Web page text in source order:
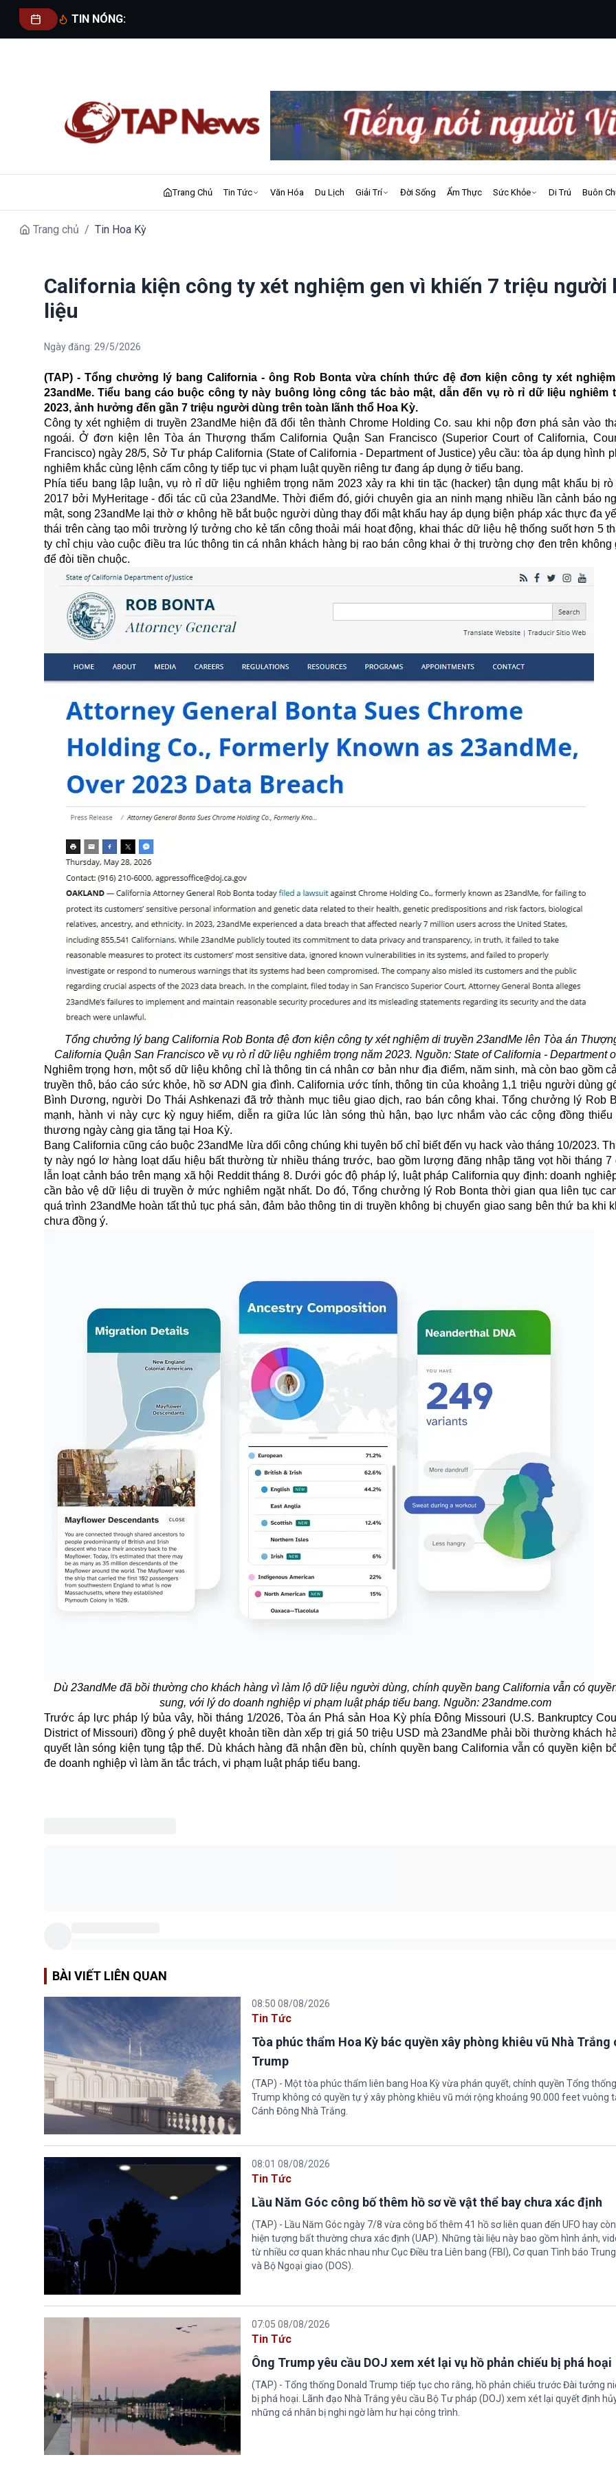
TIN NÓNG:
Trang Chủ Tin Tức Văn Hóa Du Lịch Giải Trí Đời Sống Ẩm Thực Sức Khỏe Di Trú Buôn
Trang chủ / Tin Hoa Kỳ
California kiện công ty xét nghiệm gen vì khiến 7 triệu người
liệu
Ngày đăng: 29/5/2026
(TAP) - Tổng chưởng lý bang California - ông Rob Bonta vừa chính thức đệ đơn kiện công ty xét
23andMe. Tiểu bang cáo buộc công ty này buông lỏng công tác bảo mật, dẫn đến vụ rò rỉ dữ liệu nghiêm
2023, ảnh hưởng đến gần 7 triệu người dùng trên toàn lãnh thổ Hoa Kỳ.
Công ty xét nghiệm di truyền 23andMe hiện đã đổi tên thành Chrome Holding Co. sau khi nộp đơn phá sản vào
ngoái. Ở đơn kiện lên Tòa án Thượng thẩm California Quận San Francisco (Superior Court of California,
Francisco) ngày 28/5, Sở Tư pháp California (State of California - Department of Justice) yêu cầu: tòa áp dụng hình
nghiêm khắc cùng lệnh cấm công ty tiếp tục vi phạm luật quyền riêng tư đang áp dụng ở tiểu bang.
Phía tiểu bang lập luận, vụ rò rỉ dữ liệu nghiêm trọng năm 2023 xảy ra khi tin tặc (hacker) tận dụng mật khẩu bị
2017 bởi MyHeritage - đối tác cũ của 23andMe. Thời điểm đó, giới chuyên gia an ninh mạng nhiều lần cảnh báo
mật, song 23andMe lại thờ ơ không hề bắt buộc người dùng thay đổi mật khẩu hay áp dụng biện pháp xác thực đa
thái trên càng tạo môi trường lý tưởng cho kẻ tấn công thoải mái hoạt động, khai thác dữ liệu hệ thống suốt hơn 5
ty chỉ chịu vào cuộc điều tra lúc thông tin cá nhân khách hàng bị rao bán công khai ở thị trường chợ đen trên không
để đòi tiền chuộc.
Tổng chưởng lý bang California Rob Bonta đệ đơn kiện công ty xét nghiệm di truyền 23andMe lên Tòa án
California Quận San Francisco về vụ rò rỉ dữ liệu nghiêm trọng năm 2023. Nguồn: State of California - Department
Nghiêm trọng hơn, một số dữ liệu không chỉ là thông tin cá nhân cơ bản như địa điểm, năm sinh, mà còn bao gồm
truyền thô, báo cáo sức khỏe, hồ sơ ADN gia đình. California ước tính, thông tin của khoảng 1,1 triệu người dùng
Bình Dương, người Do Thái Ashkenazi đã trở thành mục tiêu giao dịch, rao bán công khai. Tổng chưởng lý Rob
mạnh, hành vi này cực kỳ nguy hiểm, diễn ra giữa lúc làn sóng thù hận, bạo lực nhắm vào các cộng đồng thiểu
thương ngày càng gia tăng tại Hoa Kỳ.
Bang California cũng cáo buộc 23andMe lừa dối công chúng khi tuyên bố chỉ biết đến vụ hack vào tháng 10/2023.
ty này ngó lơ hàng loạt dấu hiệu bất thường từ nhiều tháng trước, bao gồm lượng đăng nhập tăng vọt hồi tháng 7
lẫn loạt cảnh báo trên mạng xã hội Reddit tháng 8. Dưới góc độ pháp lý, luật pháp California quy định: doanh
cần bảo vệ dữ liệu di truyền ở mức nghiêm ngặt nhất. Do đó, Tổng chưởng lý Rob Bonta thời gian qua liên tục
quá trình 23andMe hoàn tất thủ tục phá sản, đảm bảo thông tin di truyền không bị chuyển giao sang bên thứ ba khi
chưa đồng ý.
Dù 23andMe đã bồi thường cho khách hàng vì làm lộ dữ liệu người dùng, chính quyền bang California vẫn có
sung, với lý do doanh nghiệp vi phạm luật pháp tiểu bang. Nguồn: 23andme.com
Trước áp lực pháp lý bủa vây, hồi tháng 1/2026, Tòa án Phá sản Hoa Kỳ phía Đông Missouri (U.S. Bankruptcy
District of Missouri) đồng ý phê duyệt khoản tiền dàn xếp trị giá 50 triệu USD mà 23andMe phải bồi thường khách
quyết làn sóng kiện tụng tập thể. Dù khách hàng đã nhận đền bù, chính quyền bang California vẫn có quyền kiện
đe doanh nghiệp vì làm ăn tắc trách, vi phạm luật pháp tiểu bang.
BÀI VIẾT LIÊN QUAN
08:50 08/08/2026
Tin Tức
Tòa phúc thẩm Hoa Kỳ bác quyền xây phòng khiêu vũ Nhà Trắng
Trump
(TAP) - Một tòa phúc thẩm liên bang Hoa Kỳ vừa phán quyết, chính quyền Tổng
Trump không có quyền tự ý xây phòng khiêu vũ mới rộng khoảng 90.000 feet vuông
Cánh Đông Nhà Trắng.
08:01 08/08/2026
Tin Tức
Lầu Năm Góc công bố thêm hồ sơ về vật thể bay chưa xác định
(TAP) - Lầu Năm Góc ngày 7/8 vừa công bố thêm 41 hồ sơ liên quan đến UFO hay
hiện tượng bất thường chưa xác định (UAP). Những tài liệu này bao gồm hình ảnh,
từ nhiều cơ quan khác nhau như Cục Điều tra Liên bang (FBI), Cơ quan Tình báo
và Bộ Ngoại giao (DOS).
07:05 08/08/2026
Tin Tức
Ông Trump yêu cầu DOJ xem xét lại vụ hồ phản chiếu bị phá hoại
(TAP) - Tổng thống Donald Trump tiếp tục cho rằng, hồ phản chiếu trước Đài tưởng
bị phá hoại. Lãnh đạo Nhà Trắng yêu cầu Bộ Tư pháp (DOJ) xem xét lại quyết định
những cá nhân bị nghi ngờ làm hư hại công trình.